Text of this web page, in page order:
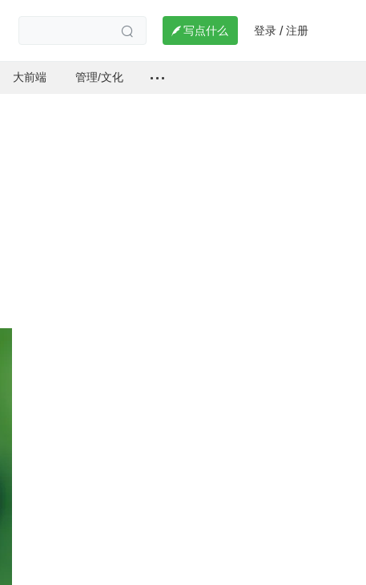
  写点什么 登录 / 注册
大前端 管理/文化